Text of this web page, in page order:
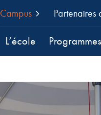
Campus Partenaires
L’école Programmes